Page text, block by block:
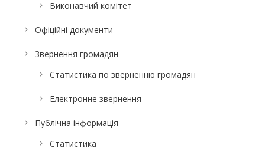
Виконавчий комітет
Офіційні документи
Звернення громадян
Статистика по зверненню громадян
Електронне звернення
Публічна інформація
Статистика